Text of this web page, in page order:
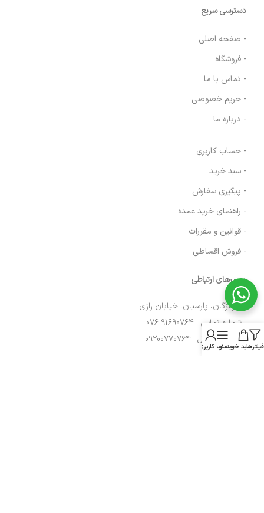
دسترسی سریع
- صفحه اصلی
- فروشگاه
- تماس با ما
- حریم خصوصی
- درباره ما
- حساب کاربری
- سبد خرید
- پیگیری سفارش
- راهنمای خرید عمده
- قوانین و مقررات
- فروش اقساطی
مسیرهای ارتباطی
هرمزگان، پارسیان، خیابان رازی
شماره تماس : 91690764 076
شماره موبایل : 09200770764
فیلترهاسبد خریدمنو
حساب کاربری من